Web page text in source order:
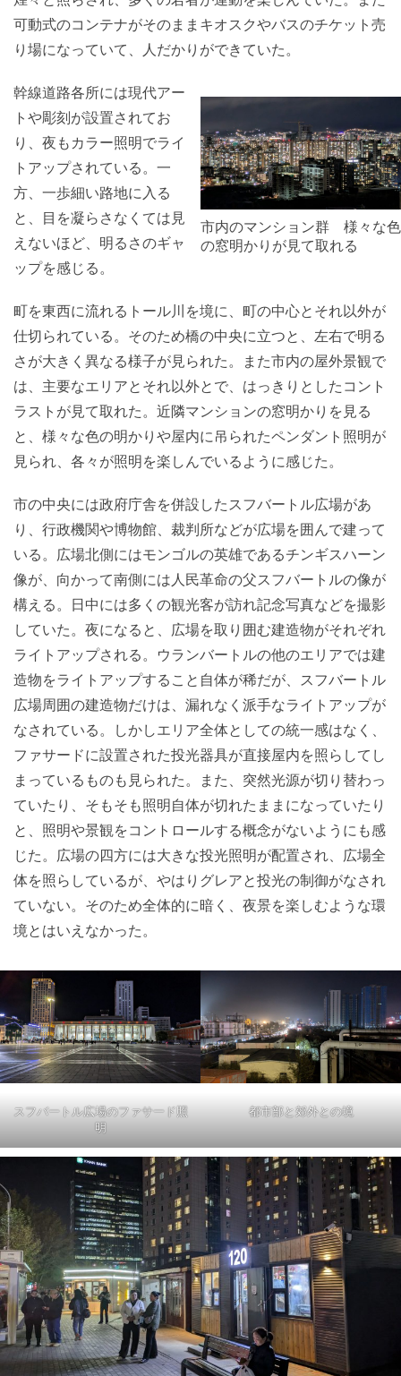
可動式のコンテナがそのままキオスクやバスのチケット売
り場になっていて、人だかりができていた。
市内のマンション群 様々な色
の窓明かりが見て取れる
幹線道路各所には現代アー
トや彫刻が設置されてお
り、夜もカラー照明でライ
トアップされている。一
方、一歩細い路地に入る
と、目を凝らさなくては見
えないほど、明るさのギャ
ップを感じる。
町を東西に流れるトール川を境に、町の中心とそれ以外が
仕切られている。そのため橋の中央に立つと、左右で明る
さが大きく異なる様子が見られた。また市内の屋外景観で
は、主要なエリアとそれ以外とで、はっきりとしたコント
ラストが見て取れた。近隣マンションの窓明かりを見る
と、様々な色の明かりや屋内に吊られたペンダント照明が
見られ、各々が照明を楽しんでいるように感じた。
市の中央には政府庁舎を併設したスフバートル広場があ
り、行政機関や博物館、裁判所などが広場を囲んで建って
いる。広場北側にはモンゴルの英雄であるチンギスハーン
像が、向かって南側には人民革命の父スフバートルの像が
構える。日中には多くの観光客が訪れ記念写真などを撮影
していた。夜になると、広場を取り囲む建造物がそれぞれ
ライトアップされる。ウランバートルの他のエリアでは建
造物をライトアップすること自体が稀だが、スフバートル
広場周囲の建造物だけは、漏れなく派手なライトアップが
なされている。しかしエリア全体としての統一感はなく、
ファサードに設置された投光器具が直接屋内を照らしてし
まっているものも見られた。また、突然光源が切り替わっ
ていたり、そもそも照明自体が切れたままになっていたり
と、照明や景観をコントロールする概念がないようにも感
じた。広場の四方には大きな投光照明が配置され、広場全
体を照らしているが、やはりグレアと投光の制御がなされ
ていない。そのため全体的に暗く、夜景を楽しむような環
境とはいえなかった。
スフバートル広場のファサード照
明
都市部と郊外との境